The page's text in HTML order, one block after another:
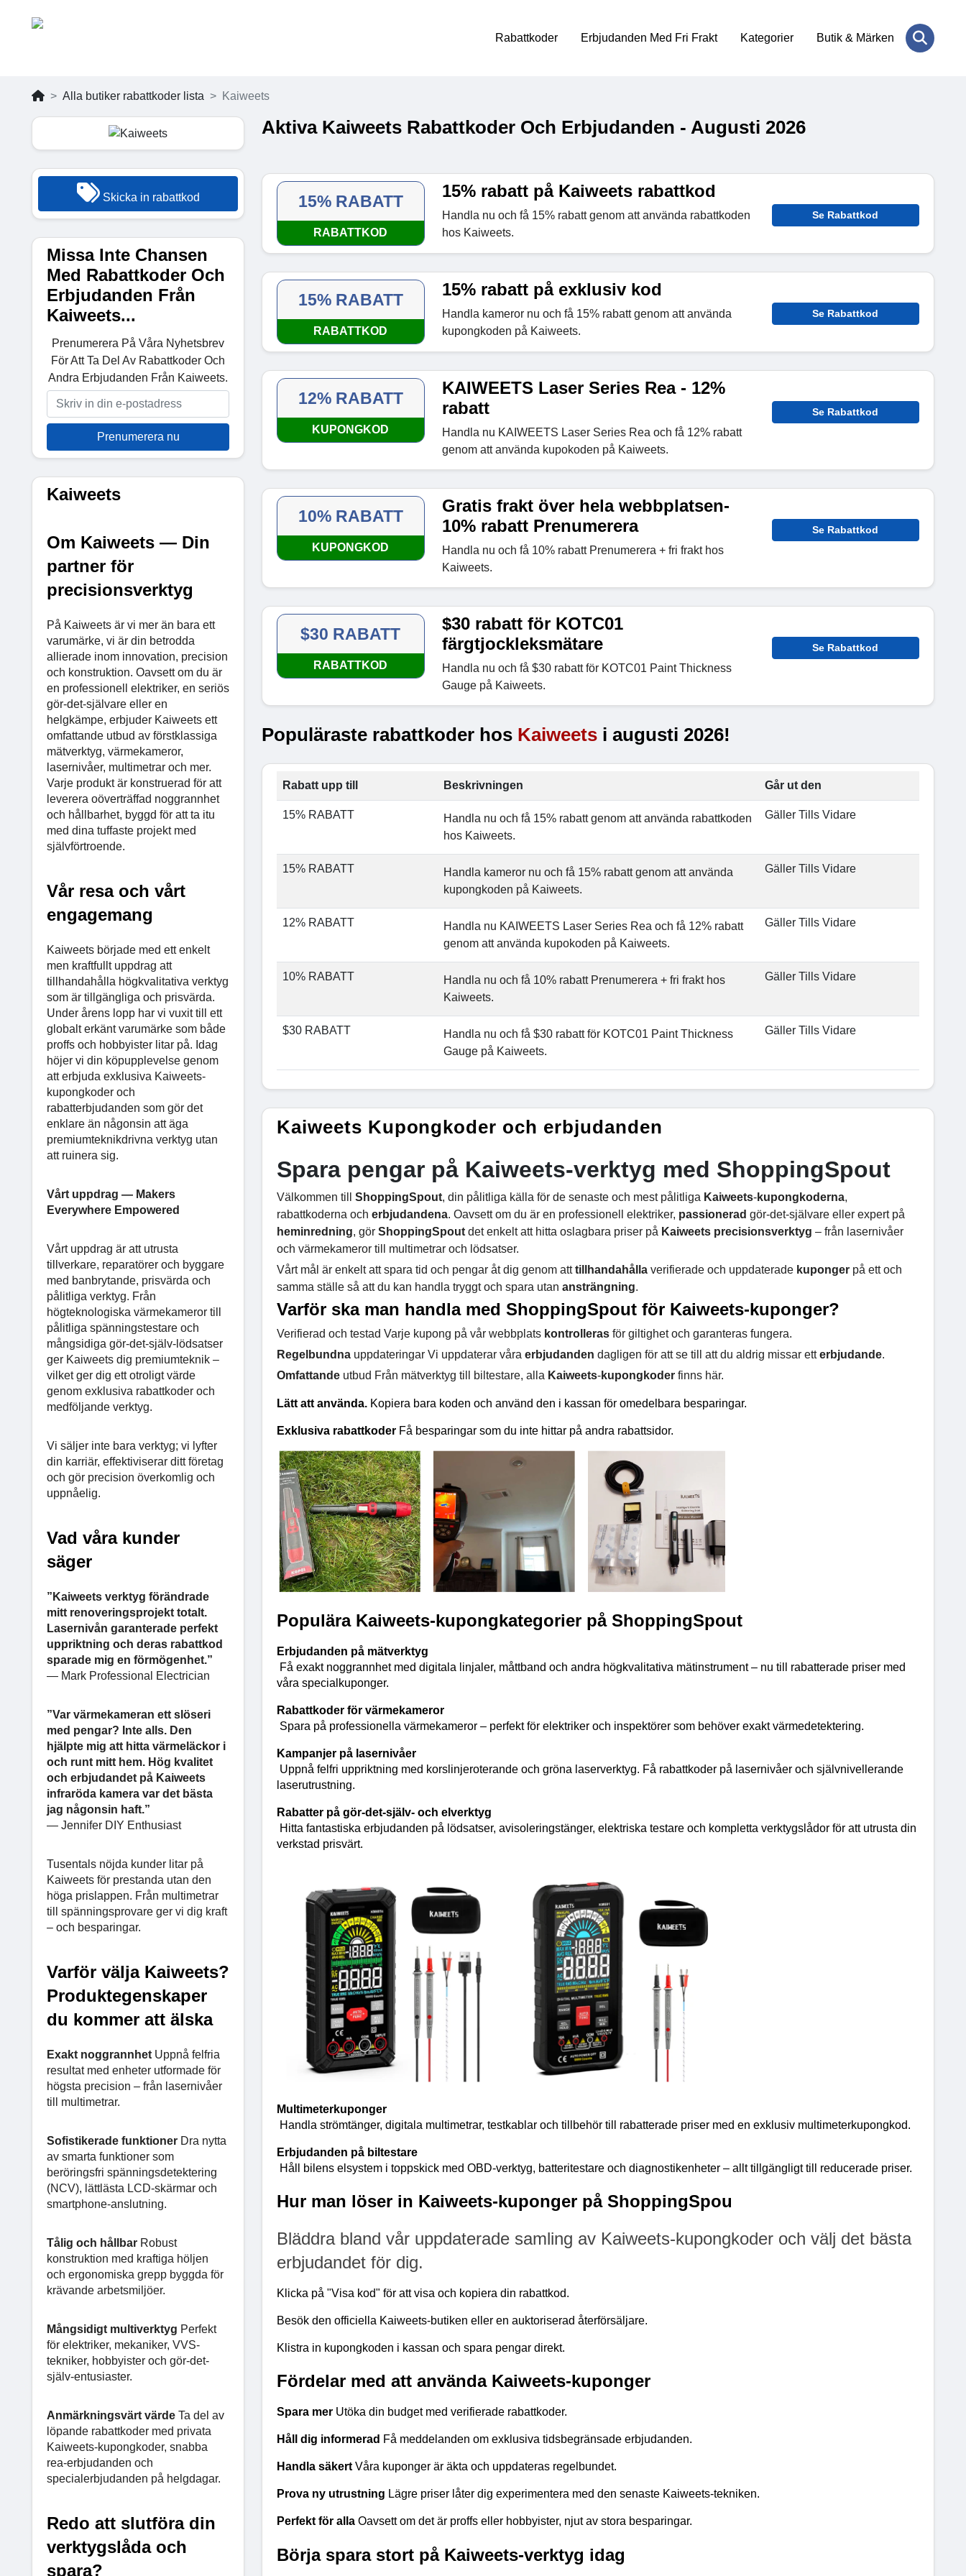
Rabattkoder Erbjudanden Med Fri Frakt Kategorier Butik & Märken
Alla butiker rabattkoder lista Kaiweets
Skicka in rabattkod
Missa Inte Chansen
Med Rabattkoder Och
Erbjudanden Från
Kaiweets...
Prenumerera På Våra Nyhetsbrev
För Att Ta Del Av Rabattkoder Och
Andra Erbjudanden Från Kaiweets.
Prenumerera nu
Kaiweets
Om Kaiweets — Din
partner för
precisionsverktyg
På Kaiweets är vi mer än bara ett
varumärke, vi är din betrodda
allierade inom innovation, precision
och konstruktion. Oavsett om du är
en professionell elektriker, en seriös
gör-det-självare eller en
helgkämpe, erbjuder Kaiweets ett
omfattande utbud av förstklassiga
mätverktyg, värmekameror,
lasernivåer, multimetrar och mer.
Varje produkt är konstruerad för att
leverera oöverträffad noggrannhet
och hållbarhet, byggd för att ta itu
med dina tuffaste projekt med
självförtroende.
Vår resa och vårt
engagemang
Kaiweets började med ett enkelt
men kraftfullt uppdrag att
tillhandahålla högkvalitativa verktyg
som är tillgängliga och prisvärda.
Under årens lopp har vi vuxit till ett
globalt erkänt varumärke som både
proffs och hobbyister litar på. Idag
höjer vi din köpupplevelse genom
att erbjuda exklusiva Kaiweets-
kupongkoder och
rabatterbjudanden som gör det
enklare än någonsin att äga
premiumteknikdrivna verktyg utan
att ruinera sig.
Vårt uppdrag — Makers
Everywhere Empowered
Vårt uppdrag är att utrusta
tillverkare, reparatörer och byggare
med banbrytande, prisvärda och
pålitliga verktyg. Från
högteknologiska värmekameror till
pålitliga spänningstestare och
mångsidiga gör-det-själv-lödsatser
ger Kaiweets dig premiumteknik –
vilket ger dig ett otroligt värde
genom exklusiva rabattkoder och
medföljande verktyg.
Vi säljer inte bara verktyg; vi lyfter
din karriär, effektiviserar ditt företag
och gör precision överkomlig och
uppnåelig.
Vad våra kunder
säger
”Kaiweets verktyg förändrade
mitt renoveringsprojekt totalt.
Lasernivån garanterade perfekt
uppriktning och deras rabattkod
sparade mig en förmögenhet.”
— Mark Professional Electrician
”Var värmekameran ett slöseri
med pengar? Inte alls. Den
hjälpte mig att hitta värmeläckor i
och runt mitt hem. Hög kvalitet
och erbjudandet på Kaiweets
infraröda kamera var det bästa
jag någonsin haft.”
— Jennifer DIY Enthusiast
Tusentals nöjda kunder litar på
Kaiweets för prestanda utan den
höga prislappen. Från multimetrar
till spänningsprovare ger vi dig kraft
– och besparingar.
Varför välja Kaiweets?
Produktegenskaper
du kommer att älska
Exakt noggrannhet Uppnå felfria
resultat med enheter utformade för
högsta precision – från lasernivåer
till multimetrar.
Sofistikerade funktioner Dra nytta
av smarta funktioner som
beröringsfri spänningsdetektering
(NCV), lättlästa LCD-skärmar och
smartphone-anslutning.
Tålig och hållbar Robust
konstruktion med kraftiga höljen
och ergonomiska grepp byggda för
krävande arbetsmiljöer.
Mångsidigt multiverktyg Perfekt
för elektriker, mekaniker, VVS-
tekniker, hobbyister och gör-det-
själv-entusiaster.
Anmärkningsvärt värde Ta del av
löpande rabattkoder med privata
Kaiweets-kupongkoder, snabba
rea-erbjudanden och
specialerbjudanden på helgdagar.
Redo att slutföra din
verktygslåda och
spara?
Aktiva Kaiweets Rabattkoder Och Erbjudanden - Augusti 2026
15% RABATT
RABATTKOD
15% rabatt på Kaiweets rabattkod
Handla nu och få 15% rabatt genom att använda rabattkoden
hos Kaiweets.
Se Rabattkod
15% RABATT
RABATTKOD
15% rabatt på exklusiv kod
Handla kameror nu och få 15% rabatt genom att använda
kupongkoden på Kaiweets.
Se Rabattkod
12% RABATT
KUPONGKOD
KAIWEETS Laser Series Rea - 12%
rabatt
Handla nu KAIWEETS Laser Series Rea och få 12% rabatt
genom att använda kupokoden på Kaiweets.
Se Rabattkod
10% RABATT
KUPONGKOD
Gratis frakt över hela webbplatsen-
10% rabatt Prenumerera
Handla nu och få 10% rabatt Prenumerera + fri frakt hos
Kaiweets.
Se Rabattkod
$30 RABATT
RABATTKOD
$30 rabatt för KOTC01
färgtjockleksmätare
Handla nu och få $30 rabatt för KOTC01 Paint Thickness
Gauge på Kaiweets.
Se Rabattkod
Populäraste rabattkoder hos Kaiweets i augusti 2026!
Rabatt upp till Beskrivningen Går ut den
15% RABATT
Handla nu och få 15% rabatt genom att använda rabattkoden
hos Kaiweets.
Gäller Tills Vidare
15% RABATT
Handla kameror nu och få 15% rabatt genom att använda
kupongkoden på Kaiweets.
Gäller Tills Vidare
12% RABATT
Handla nu KAIWEETS Laser Series Rea och få 12% rabatt
genom att använda kupokoden på Kaiweets.
Gäller Tills Vidare
10% RABATT
Handla nu och få 10% rabatt Prenumerera + fri frakt hos
Kaiweets.
Gäller Tills Vidare
$30 RABATT
Handla nu och få $30 rabatt för KOTC01 Paint Thickness
Gauge på Kaiweets.
Gäller Tills Vidare
Kaiweets Kupongkoder och erbjudanden
Spara pengar på Kaiweets-verktyg med ShoppingSpout
Välkommen till ShoppingSpout, din pålitliga källa för de senaste och mest pålitliga Kaiweets-kupongkoderna,
rabattkoderna och erbjudandena. Oavsett om du är en professionell elektriker, passionerad gör-det-självare eller expert på
heminredning, gör ShoppingSpout det enkelt att hitta oslagbara priser på Kaiweets precisionsverktyg – från lasernivåer
och värmekameror till multimetrar och lödsatser.
Vårt mål är enkelt att spara tid och pengar åt dig genom atttillhandahålla verifierade och uppdaterade kuponger på ett och
samma ställe så att du kan handla tryggt och spara utan ansträngning.
Varför ska man handla med ShoppingSpout för Kaiweets-kuponger?
Verifierad och testad Varje kupong på vår webbplats kontrolleras för giltighet och garanteras fungera.
Regelbundna uppdateringar Vi uppdaterar våra erbjudanden dagligen för att se till att du aldrig missar etterbjudande.
Omfattande utbud Från mätverktyg till biltestare, alla Kaiweets-kupongkoder finns här.
Lätt att använda. Kopiera bara koden och använd den i kassan för omedelbara besparingar.
Exklusiva rabattkoder Få besparingar som du inte hittar på andra rabattsidor.
Populära Kaiweets-kupongkategorier på ShoppingSpout
Erbjudanden på mätverktyg
Få exakt noggrannhet med digitala linjaler, måttband och andra högkvalitativa mätinstrument – nu till rabatterade priser med
våra specialkuponger.
Rabattkoder för värmekameror
Spara på professionella värmekameror – perfekt för elektriker och inspektörer som behöver exakt värmedetektering.
Kampanjer på lasernivåer
Uppnå felfri uppriktning med korslinjeroterande och gröna laserverktyg. Få rabattkoder på lasernivåer och självnivellerande
laserutrustning.
Rabatter på gör-det-själv- och elverktyg
Hitta fantastiska erbjudanden på lödsatser, avisoleringstänger, elektriska testare och kompletta verktygslådor för att utrusta din
verkstad prisvärt.
Multimeterkuponger
Handla strömtänger, digitala multimetrar, testkablar och tillbehör till rabatterade priser med en exklusiv multimeterkupongkod.
Erbjudanden på biltestare
Håll bilens elsystem i toppskick med OBD-verktyg, batteritestare och diagnostikenheter – allt tillgängligt till reducerade priser.
Hur man löser in Kaiweets-kuponger på ShoppingSpou
Bläddra bland vår uppdaterade samling av Kaiweets-kupongkoder och välj det bästa
erbjudandet för dig.
Klicka på "Visa kod" för att visa och kopiera din rabattkod.
Besök den officiella Kaiweets-butiken eller en auktoriserad återförsäljare.
Klistra in kupongkoden i kassan och spara pengar direkt.
Fördelar med att använda Kaiweets-kuponger
Spara mer Utöka din budget med verifierade rabattkoder.
Håll dig informerad Få meddelanden om exklusiva tidsbegränsade erbjudanden.
Handla säkert Våra kuponger är äkta och uppdateras regelbundet.
Prova ny utrustning Lägre priser låter dig experimentera med den senaste Kaiweets-tekniken.
Perfekt för alla Oavsett om det är proffs eller hobbyister, njut av stora besparingar.
Börja spara stort på Kaiweets-verktyg idag